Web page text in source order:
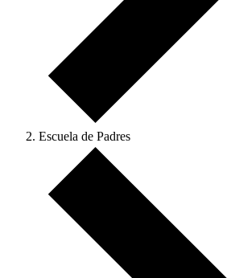
Escuela de Padres